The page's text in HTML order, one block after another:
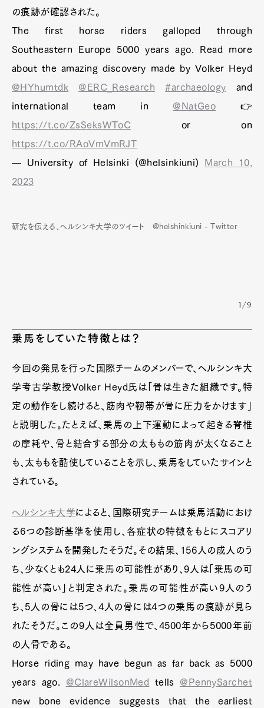
の痕跡が確認された。
The first horse riders galloped through
Southeastern Europe 5000 years ago. Read more
about the amazing discovery made by Volker Heyd
@HYhumtdk
@ERC_Research #archaeology and
international team in @NatGeo 👉
https://t.co/ZsSeksWToC or on
https://t.co/RAoVmVmRJT
— University of Helsinki (@helsinkiuni)
March 10,
2023
研究を伝える、ヘルシンキ大学のツイート @helshinkiuni - Twitter
1/9
乗馬をしていた特徴とは？
今回の発見を行った国際チームのメンバーで、ヘルシンキ大
学考古学教授Volker Heyd氏は「骨は生きた組織です。特
定の動作をし続けると、筋肉や靭帯が骨に圧力をかけます」
と説明した。たとえば、乗馬の上下運動によって起きる脊椎
の摩耗や、骨と結合する部分の太ももの筋肉が太くなること
も、太ももを酷使していることを示し、乗馬をしていたサインと
されている。
ヘルシンキ大学によると、国際研究チームは乗馬活動におけ
る6つの診断基準を使用し、各症状の特徴をもとにスコアリ
ングシステムを開発したそうだ。その結果、156人の成人のう
ち、少なくとも24人に乗馬の可能性があり、9人は「乗馬の可
能性が高い」と判定された。乗馬の可能性が高い9人のう
ち、5人の骨には5つ、4人の骨には4つの乗馬の痕跡が見ら
れたそうだ。この9人は全員男性で、4500年から5000年前
の人骨である。
Horse riding may have begun as far back as 5000
years ago. @ClareWilsonMed tells @PennySarchet
new bone evidence suggests that the earliest